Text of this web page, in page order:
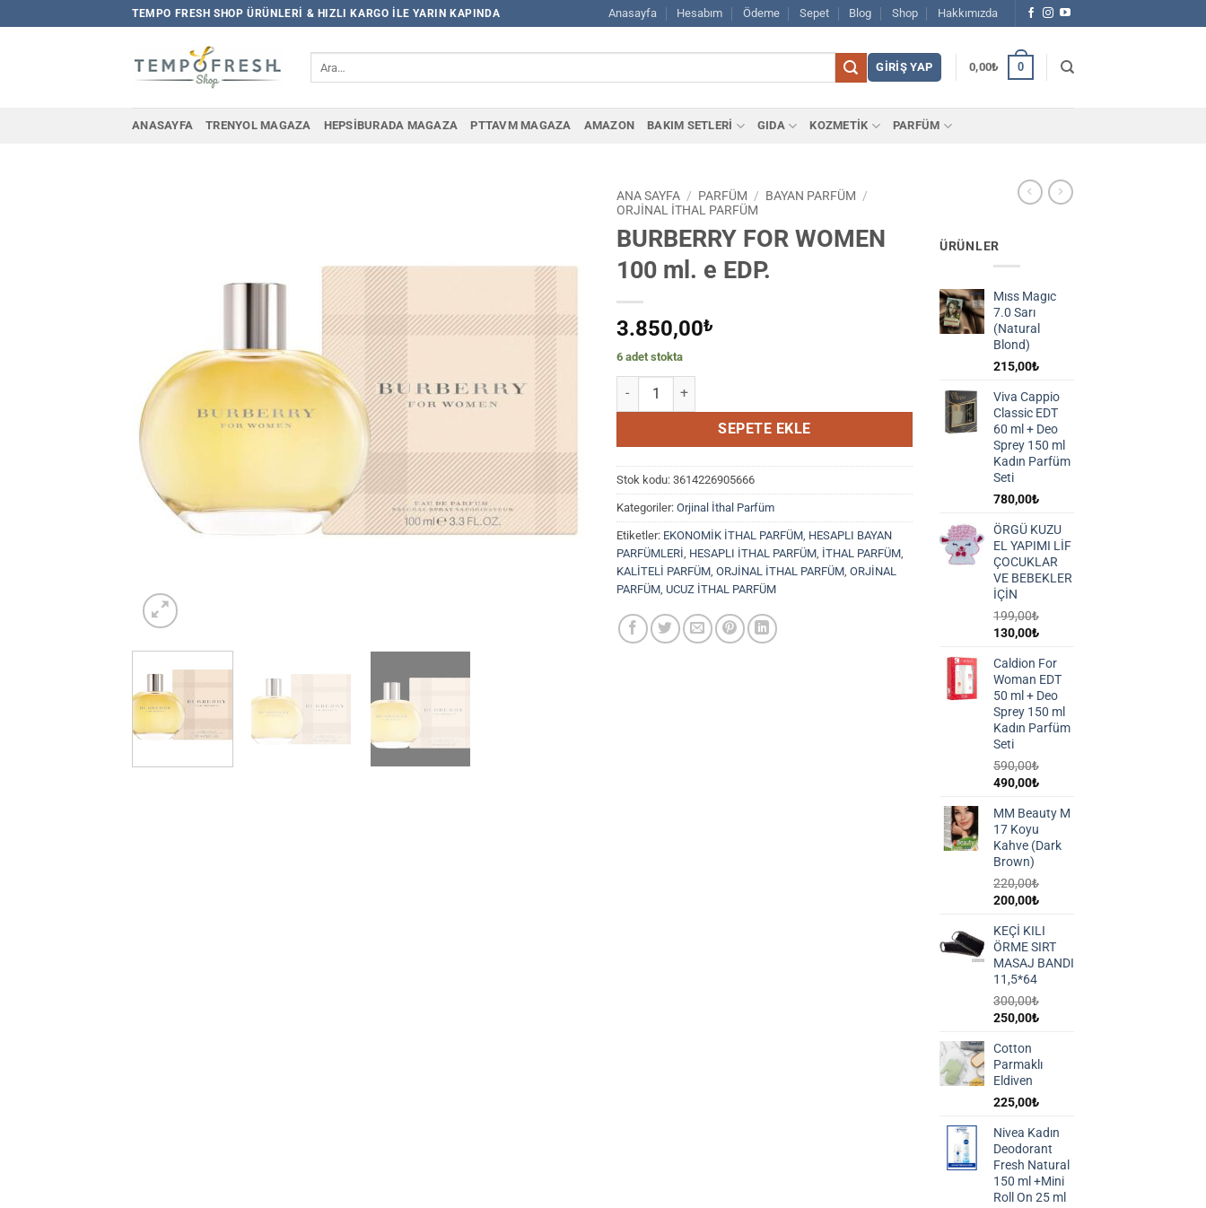
atla
TEMPO FRESH SHOP ÜRÜNLERI & HIZLI KARGO ILE YARIN KAPINDA Anasayfa Hesabım Ödeme Sepet Blog Shop Hakkımızda
GIRIŞ YAP 0,00₺ 0
ANASAYFA TRENYOL MAGAZA HEPSIBURADA MAGAZA PTTAVM MAGAZA AMAZON BAKIM SETLERİ GIDA KOZMETİK PARFÜM
ANA SAYFA / PARFÜM / BAYAN PARFÜM /
ORJINAL İTHAL PARFÜM
BURBERRY FOR WOMEN
100 ml. e EDP.
3.850,00₺
6 adet stokta
BURBERRY FOR WOMEN 100 ml. e EDP. adet
SEPETE EKLE
Stok kodu: 3614226905666
Kategoriler: Orjinal İthal Parfüm
Etiketler: EKONOMİK İTHAL PARFÜM HESAPLI BAYAN
PARFÜMLERİ HESAPLI İTHAL PARFÜM İTHAL PARFÜM
KALİTELİ PARFÜM ORJİNAL İTHAL PARFÜM ORJİNAL
PARFÜM UCUZ İTHAL PARFÜM
ÜRÜNLER
Mıss Magıc
7.0 Sarı
(Natural
Blond)
215,00₺
Viva Cappio
Classic EDT
60 ml + Deo
Sprey 150 ml
Kadın Parfüm
Seti
780,00₺
ÖRGÜ KUZU
EL YAPIMI LİF
ÇOCUKLAR
VE BEBEKLER
İÇİN
199,00₺
Orijinal
199,00₺.
130,00₺Şu
fiyat:
130,00₺.
Caldion For
Woman EDT
50 ml + Deo
Sprey 150 ml
Kadın Parfüm
Seti
590,00₺
Orijinal
590,00₺.
490,00₺Şu
fiyat:
MM Beauty M
17 Koyu
Kahve (Dark
Brown)
220,00₺
Orijinal
220,00₺.
200,00₺Şu
fiyat:
200,00₺.
KEÇİ KILI
ÖRME SIRT
MASAJ BANDI
11,5*64
300,00₺
Orijinal
300,00₺.
250,00₺Şu
250,00₺.
Cotton
Parmaklı
Eldiven
225,00₺
Nivea Kadın
Deodorant
Fresh Natural
150 ml +Mini
Roll On 25 ml